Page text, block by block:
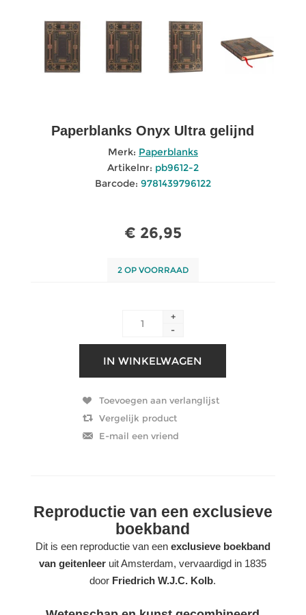
Paperblanks Onyx Ultra gelijnd
Merk: Paperblanks
Artikelnr: pb9612-2
Barcode: 9781439796122
€ 26,95
2 OP VOORRAAD
+
-
Reproductie van een exclusieve
boekband
Dit is een reproductie van een exclusieve boekband
van geitenleer uit Amsterdam, vervaardigd in 1835
door Friedrich W.J.C. Kolb.